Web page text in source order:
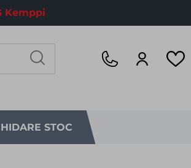
Kemppi
STOC